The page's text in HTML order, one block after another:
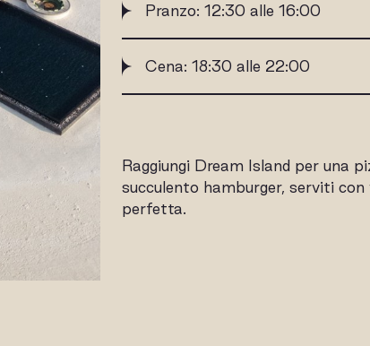
Pranzo: 12:30 alle 16:00
Cena: 18:30 alle 22:00
Raggiungi Dream Island per una
succulento hamburger, serviti con
perfetta.